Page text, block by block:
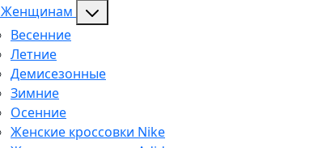
Женщинам
Весенние
Летние
Демисезонные
Зимние
Осенние
Женские кроссовки Nike